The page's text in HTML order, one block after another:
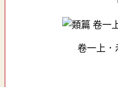
卷一上．